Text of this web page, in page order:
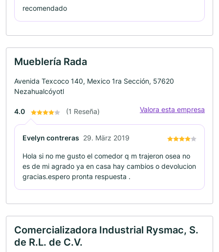
recomendado
Mueblería Rada
Avenida Texcoco 140, Mexico 1ra Sección, 57620
Nezahualcóyotl
4.0 (1 Reseña) Valora esta empresa
Evelyn contreras 29. März 2019
Hola si no me gusto el comedor q m trajeron osea no
es de mi agrado ya en casa hay cambios o devolucion
gracias.espero pronta respuesta .
Comercializadora Industrial Rysmac, S.
de R.L. de C.V.